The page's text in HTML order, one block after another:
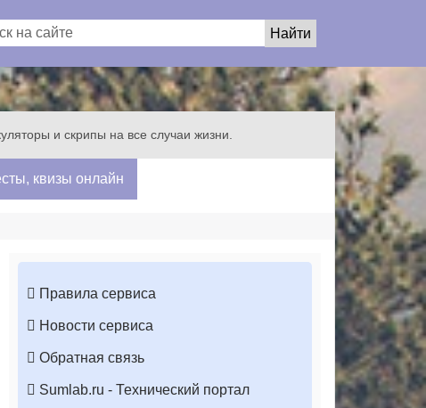
и скрипы на все случаи жизни.
квизы онлайн
Правила сервиса
Новости сервиса
Обратная связь
Sumlab.ru - Технический портал